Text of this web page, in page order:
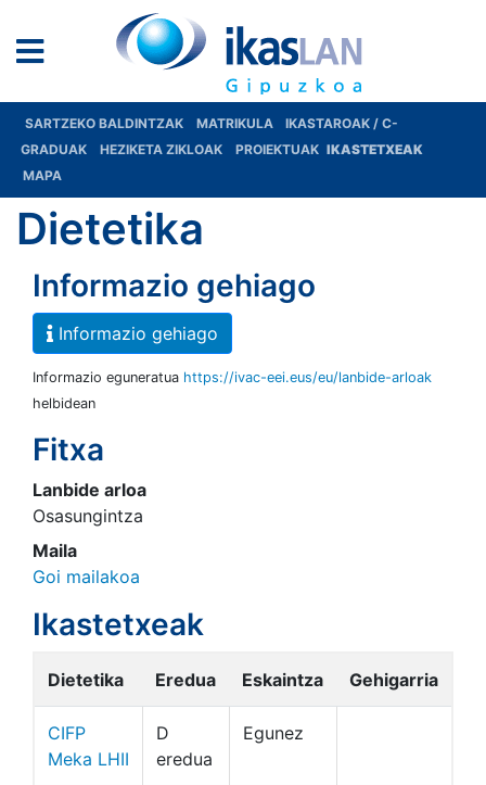
SARTZEKO BALDINTZAK MATRIKULA
IKASTAROAK / C-
GRADUAK
HEZIKETA ZIKLOAK PROIEKTUAK IKASTETXEAK
MAPA
Dietetika
Informazio gehiago
Informazio gehiago
Informazio eguneratua https://ivac-eei.eus/eu/lanbide-arloak
helbidean
Fitxa
Lanbide arloa
Osasungintza
Maila
Goi mailakoa
Ikastetxeak
Dietetika Eredua Eskaintza Gehigarria
CIFP
Meka LHII
D
eredua
Egunez